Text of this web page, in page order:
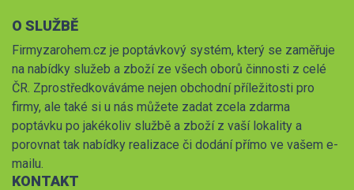
O SLUŽBĚ
Firmyzarohem.cz je poptávkový systém, který se zaměřuje
na nabídky služeb a zboží ze všech oborů činnosti z celé
ČR. Zprostředkováváme nejen obchodní příležitosti pro
firmy, ale také si u nás můžete zadat zcela zdarma
poptávku po jakékoliv službě a zboží z vaší lokality a
porovnat tak nabídky realizace či dodání přímo ve vašem e-
mailu.
KONTAKT